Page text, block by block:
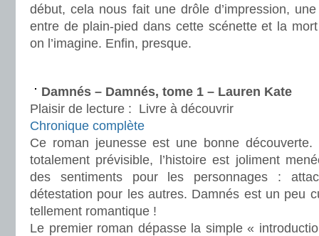
début, cela nous fait une drôle d’impression,
entre de plain-pied dans cette scénette et la
on l’imagine. Enfin, presque.
Damnés – Damnés, tome 1 – Lauren Kate
Plaisir de lecture : Livre à découvrir
Chronique complète
Ce roman jeunesse est une bonne
totalement prévisible, l’histoire est joliment
des sentiments pour les personnages :
détestation pour les autres. Damnés est un peu
tellement romantique !
Le premier roman dépasse la simple «